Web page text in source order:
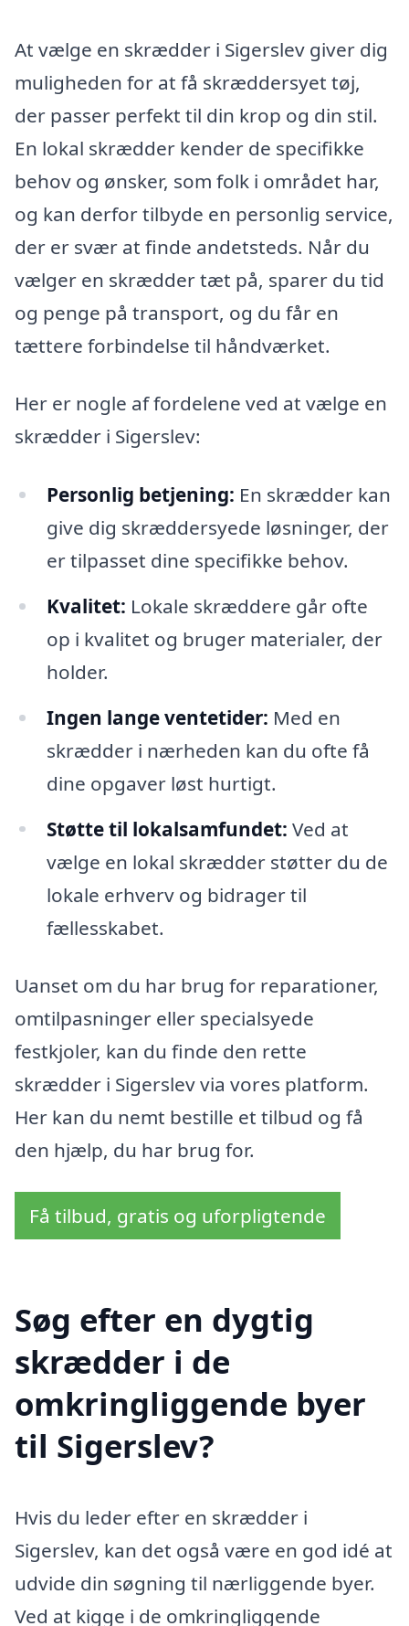
At vælge en skrædder i Sigerslev giver dig
muligheden for at få skræddersyet tøj,
der passer perfekt til din krop og din stil.
En lokal skrædder kender de specifikke
behov og ønsker, som folk i området har,
og kan derfor tilbyde en personlig service,
der er svær at finde andetsteds. Når du
vælger en skrædder tæt på, sparer du tid
og penge på transport, og du får en
tættere forbindelse til håndværket.
Her er nogle af fordelene ved at vælge en
skrædder i Sigerslev:
Personlig betjening: En skrædder kan
give dig skræddersyede løsninger, der
er tilpasset dine specifikke behov.
Kvalitet: Lokale skræddere går ofte
op i kvalitet og bruger materialer, der
holder.
Ingen lange ventetider: Med en
skrædder i nærheden kan du ofte få
dine opgaver løst hurtigt.
Støtte til lokalsamfundet: Ved at
vælge en lokal skrædder støtter du de
lokale erhverv og bidrager til
fællesskabet.
Uanset om du har brug for reparationer,
omtilpasninger eller specialsyede
festkjoler, kan du finde den rette
skrædder i Sigerslev via vores platform.
Her kan du nemt bestille et tilbud og få
den hjælp, du har brug for.
Få tilbud, gratis og uforpligtende
Søg efter en dygtig
skrædder i de
omkringliggende byer
til Sigerslev?
Hvis du leder efter en skrædder i
Sigerslev, kan det også være en god idé at
udvide din søgning til nærliggende byer.
Ved at kigge i de omkringliggende